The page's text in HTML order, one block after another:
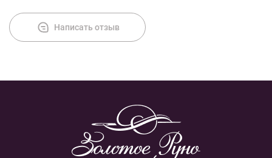
Написать отзыв